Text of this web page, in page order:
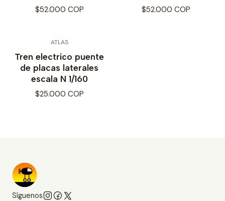
$52.000 COP $52.000 COP
ATLAS
Tren electrico puente
de placas laterales
escala N 1/160
$25.000 COP
Síguenos